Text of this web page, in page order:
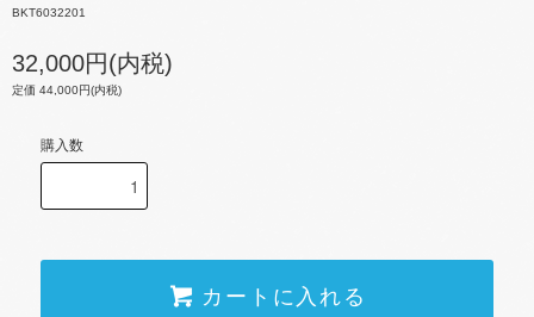
BKT6032201
32,000円(内税)
定価 44,000円(内税)
購入数
カートに入れる